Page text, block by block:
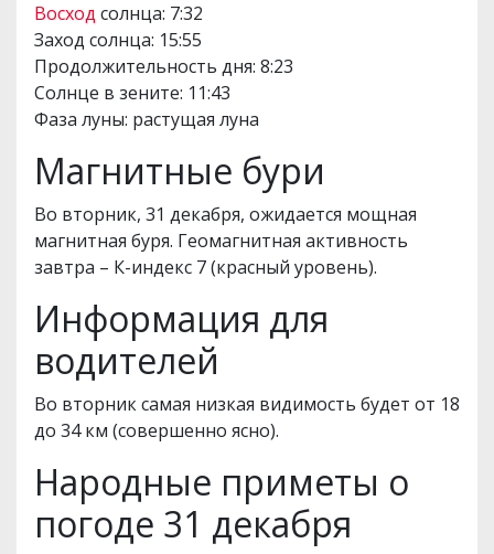
Восход солнца: 7:32
Заход солнца: 15:55
Продолжительность дня: 8:23
Солнце в зените: 11:43
Фаза луны: растущая луна
Магнитные бури
Во вторник, 31 декабря, ожидается мощная
магнитная буря. Геомагнитная активность
завтра – К-индекс 7 (красный уровень).
Информация для
водителей
Во вторник самая низкая видимость будет от 18
до 34 км (совершенно ясно).
Народные приметы о
погоде 31 декабря